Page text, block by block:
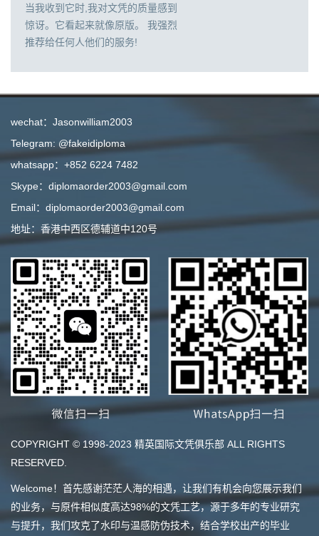
当我收到它时,我对文凭的质量感到
惊讶。它看起来就像原版。 我强烈
推荐给任何人他们的服务!
wechat：Jasonwilliam2003
Telegram: @fakeidiploma
whatsapp：+852 6224 7482
Skype：diplomaorder2003@gmail.com
Email：diplomaorder2003@gmail.com
地址：香港中西区德辅道中120号
COPYRIGHT © 1998-2023 精英国际文凭俱乐部 ALL RIGHTS
RESERVED.
Welcome！首先感谢茫茫人海的相遇，让我们有机会向您展示我们
的业务，与原件相似度高达98%的文凭工艺，源于多年的专业研究
与提升，我们攻克了水印与温感防伪技术，结合学校出产的毕业